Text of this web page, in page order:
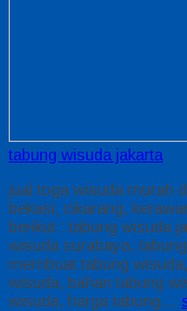
tabung wisuda jakarta
jual toga wisuda murah
bekasi, cikarang,
berikut : tabung wisuda
wisuda surabaya,
membuat tabung
wisuda, bahan tabung
wisuda, harga tabung…